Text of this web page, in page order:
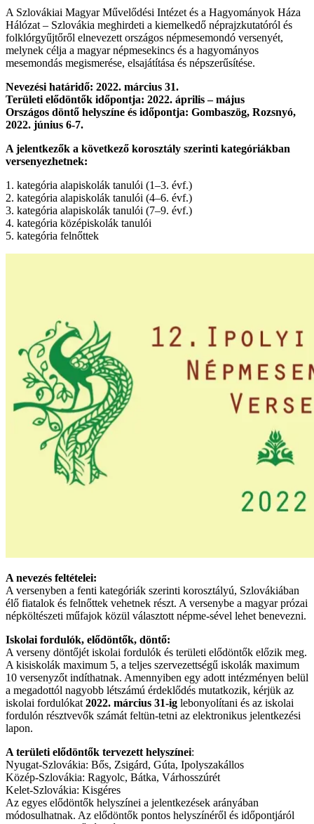
A Szlovákiai Magyar Művelődési Intézet és a Hagyományok Háza
Hálózat – Szlovákia meghirdeti a kiemelkedő néprajzkutatóról és
folklórgyűjtőről elnevezett országos népmesemondó versenyét,
melynek célja a magyar népmesekincs és a hagyományos
mesemondás megismerése, elsajátítása és népszerűsítése.
Nevezési határidő: 2022. március 31.
Területi elődöntők időpontja: 2022. április – május
Országos döntő helyszíne és időpontja: Gombaszög, Rozsnyó,
2022. június 6-7.
A jelentkezők a következő korosztály szerinti kategóriákban
versenyezhetnek:
1. kategória alapiskolák tanulói (1–3. évf.)
2. kategória alapiskolák tanulói (4–6. évf.)
3. kategória alapiskolák tanulói (7–9. évf.)
4. kategória középiskolák tanulói
5. kategória felnőttek
A nevezés feltételei:
A versenyben a fenti kategóriák szerinti korosztályú, Szlovákiában
élő fiatalok és felnőttek vehetnek részt. A versenybe a magyar prózai
népköltészeti műfajok közül választott népme-sével lehet benevezni.
Iskolai fordulók, elődöntők, döntő:
A verseny döntőjét iskolai fordulók és területi elődöntők előzik meg.
A kisiskolák maximum 5, a teljes szervezettségű iskolák maximum
10 versenyzőt indíthatnak. Amennyiben egy adott intézményen belül
a megadottól nagyobb létszámú érdeklődés mutatkozik, kérjük az
iskolai fordulókat 2022. március 31-ig lebonyolítani és az iskolai
fordulón résztvevők számát feltün-tetni az elektronikus jelentkezési
lapon.
A területi elődöntők tervezett helyszínei:
Nyugat-Szlovákia: Bős, Zsigárd, Gúta, Ipolyszakállos
Közép-Szlovákia: Ragyolc, Bátka, Várhosszúrét
Kelet-Szlovákia: Kisgéres
Az egyes elődöntők helyszínei a jelentkezések arányában
módosulhatnak. Az elődöntők pontos helyszínéről és időpontjáról